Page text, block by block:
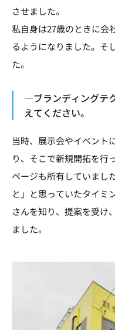
させました。
私自身は27歳のときに会
るようになりました。そ
た。
―ブランディングテ
えてください。
当時、展示会やイベント
り、そこで新規開拓を行
ページも所有していまし
と」と思っていたタイミ
さんを知り、提案を受け
ました。